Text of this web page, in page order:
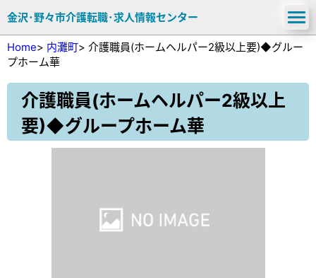
金沢･野々市介護転職･求人情報センター
Home> 内灘町> 介護職員(ホームヘルパー2級以上要)◆グルー
プホーム華
介護職員(ホームヘルパー2級以上
要)◆グループホーム華